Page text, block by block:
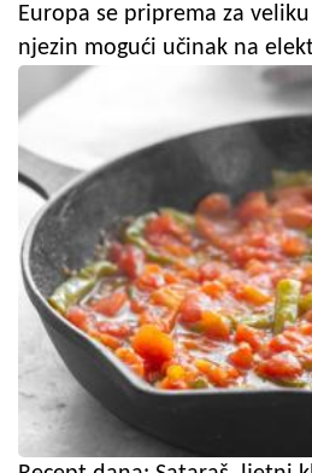
Europa se priprema za
njezin mogući učinak na